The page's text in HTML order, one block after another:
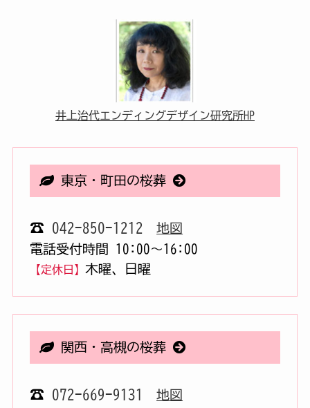
井上治代エンディングデザイン研究所HP
東京・町田の桜葬
☎ 042-850-1212
地図
電話受付時間 10:00〜16:00
【定休日】 木曜、日曜
関西・高槻の桜葬
☎ 072-669-9131
地図